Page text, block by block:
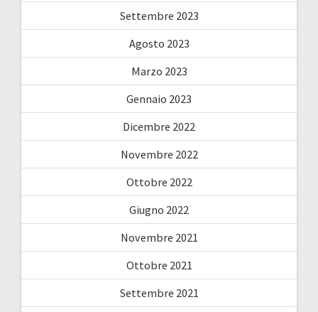
Settembre 2023
Agosto 2023
Marzo 2023
Gennaio 2023
Dicembre 2022
Novembre 2022
Ottobre 2022
Giugno 2022
Novembre 2021
Ottobre 2021
Settembre 2021